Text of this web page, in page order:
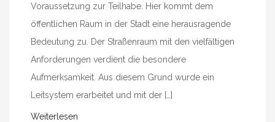
Voraussetzung zur Teilhabe. Hier kommt dem
öffentlichen Raum in der Stadt eine herausragende
Bedeutung zu. Der Straßenraum mit den vielfältigen
Anforderungen verdient die besondere
Aufmerksamkeit. Aus diesem Grund wurde ein
Leitsystem erarbeitet und mit der […]
Weiterlesen